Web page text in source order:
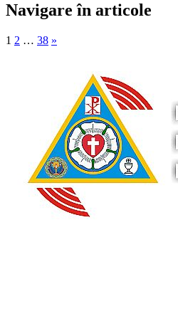
Navigare în articole
1 2 … 38 »